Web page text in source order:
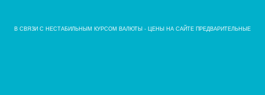
В СВЯЗИ С НЕСТАБИЛЬНЫМ КУРСОМ ВАЛЮТЫ - ЦЕНЫ НА САЙТЕ ПРЕДВАРИТЕЛЬНЫЕ